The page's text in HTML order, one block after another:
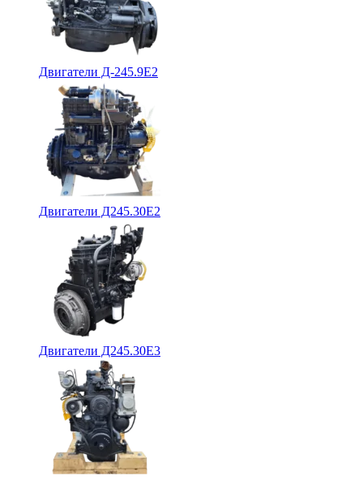
Двигатели Д-245.9Е2
Двигатели Д245.30Е2
Двигатели Д245.30Е3